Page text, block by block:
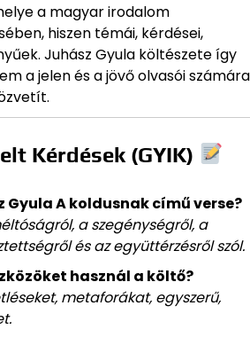
a magyar irodalom
hiszen témái, kérdései,
Juhász Gyula költészete így
a jelen és a jövő olvasói számára
Kérdések (GYIK)
Gyula A koldusnak című verse?
a szegénységről, a
és az együttérzésről szól.
használ a költő?
metaforákat, egyszerű,